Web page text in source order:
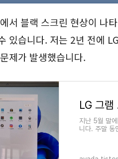
에서 블랙 스크린 현상이 나
있습니다. 저는 2년 전에
제가 발생했습니다.
LG 그램
지난 5월 말
니다. 주말 동